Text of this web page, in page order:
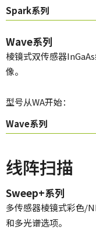
Spark系列
Wave系列
棱镜式双传感器
像。
型号从WA开始：
Wave系列
线阵扫描
Sweep+系列
多传感器棱镜式彩色/
和多光谱选项。